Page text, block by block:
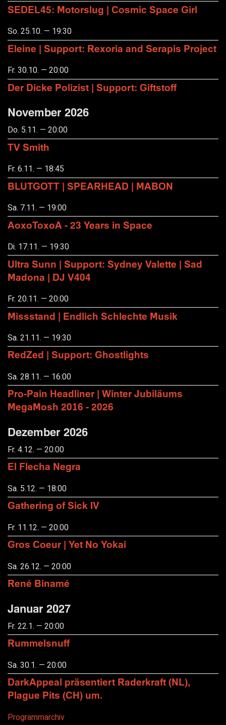
SEDEL45: Motorslug | Cosmic Space Girl
So. 25.10. — 19:30
Eleine | Support: Rexoria and Serapis Project
Fr. 30.10. — 20:00
Der Dicke Polizist | Support: Giftstoff
November 2026
Do. 5.11. — 20:00
TV Smith
Fr. 6.11. — 18:45
BLUTGOTT | SPEARHEAD | MABON
Sa. 7.11. — 19:00
AoxoToxoA - 23 Years in Space
Di. 17.11. — 19:30
Ultra Sunn | Support: Sydney Valette | Sad
Madona | DJ V404
Fr. 20.11. — 20:00
Missstand | Endlich Schlechte Musik
Sa. 21.11. — 19:30
RedZed | Support: Ghostlights
Sa. 28.11. — 16:00
Pro-Pain Headliner | Winter Jubiläums
MegaMosh 2016 - 2026
Dezember 2026
Fr. 4.12. — 20:00
El Flecha Negra
Sa. 5.12. — 18:00
Gathering of Sick IV
Fr. 11.12. — 20:00
Gros Coeur | Yet No Yokai
Sa. 26.12. — 20:00
René Binamé
Januar 2027
Fr. 22.1. — 20:00
Rummelsnuff
Sa. 30.1. — 20:00
DarkAppeal präsentiert Raderkraft (NL),
Plague Pits (CH) um.
Programmarchiv